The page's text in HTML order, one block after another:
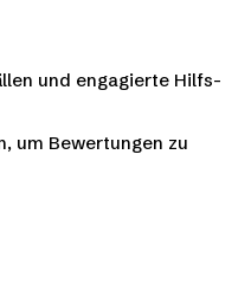
und engagierte Hilfs-
um Bewertungen zu